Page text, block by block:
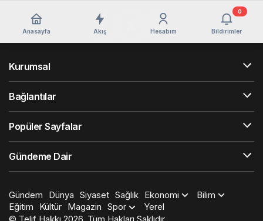
Anasayfa Akış Hesabım Bildirimler
0
Kurumsal
Bağlantılar
Popüler Sayfalar
Gündeme Dair
Gündem Dünya Siyaset Sağlık Ekonomi
Bilim
Eğitim
Kültür Magazin Spor
Yerel